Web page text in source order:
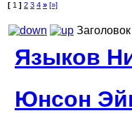
[ 1 ] 2 3 4 » [»]
Заголовок
Языков
Юнсон